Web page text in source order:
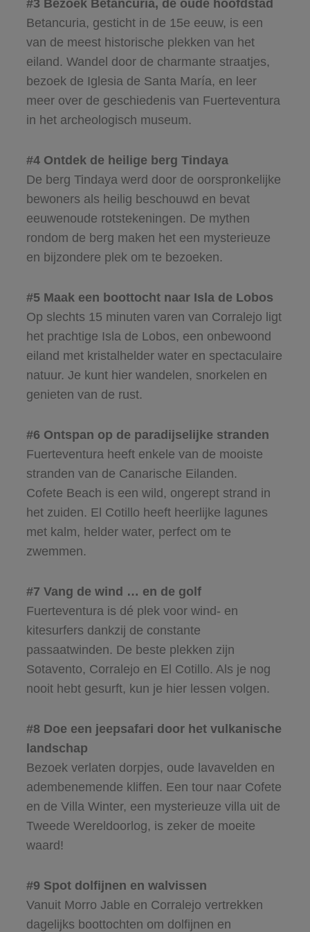
#3 Bezoek Betancuria, de oude hoofdstad
Betancuria, gesticht in de 15e eeuw, is een
van de meest historische plekken van het
eiland. Wandel door de charmante straatjes,
bezoek de Iglesia de Santa María, en leer
meer over de geschiedenis van Fuerteventura
in het archeologisch museum.
#4 Ontdek de heilige berg Tindaya
De berg Tindaya werd door de oorspronkelijke
bewoners als heilig beschouwd en bevat
eeuwenoude rotstekeningen. De mythen
rondom de berg maken het een mysterieuze
en bijzondere plek om te bezoeken.
#5 Maak een boottocht naar Isla de Lobos
Op slechts 15 minuten varen van Corralejo ligt
het prachtige Isla de Lobos, een onbewoond
eiland met kristalhelder water en spectaculaire
natuur. Je kunt hier wandelen, snorkelen en
genieten van de rust.
#6 Ontspan op de paradijselijke stranden
Fuerteventura heeft enkele van de mooiste
stranden van de Canarische Eilanden.
Cofete Beach is een wild, ongerept strand in
het zuiden. El Cotillo heeft heerlijke lagunes
met kalm, helder water, perfect om te
zwemmen.
#7 Vang de wind … en de golf
Fuerteventura is dé plek voor wind- en
kitesurfers dankzij de constante
passaatwinden. De beste plekken zijn
Sotavento, Corralejo en El Cotillo. Als je nog
nooit hebt gesurft, kun je hier lessen volgen.
#8 Doe een jeepsafari door het vulkanische
landschap
Bezoek verlaten dorpjes, oude lavavelden en
adembenemende kliffen. Een tour naar Cofete
en de Villa Winter, een mysterieuze villa uit de
Tweede Wereldoorlog, is zeker de moeite
waard!
#9 Spot dolfijnen en walvissen
Vanuit Morro Jable en Corralejo vertrekken
dagelijks boottochten om dolfijnen en